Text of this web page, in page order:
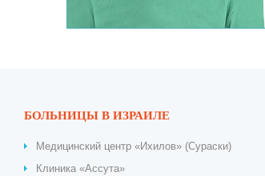
БОЛЬНИЦЫ В ИЗРАИЛЕ
Медицинский центр «Ихилов» (Сураски)
Клиника «Ассута»